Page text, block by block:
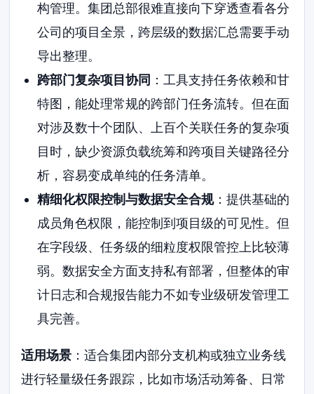
构管理。集团总部很难直接向下穿透查看各分
公司的项目全景，跨层级的数据汇总需要手动
导出整理。
跨部门复杂项目协同 ：工具支持任务依赖和甘
特图，能处理常规的跨部门任务流转。但在面
对涉及数十个团队、上百个关联任务的复杂项
目时，缺少资源负载统筹和跨项目关键路径分
析，容易变成单纯的任务清单。
精细化权限控制与数据安全合规：提供基础的
成员角色权限，能控制到项目级的可见性。但
在字段级、任务级的细粒度权限管控上比较薄
弱。数据安全方面支持私有部署，但整体的审
计日志和合规报告能力不如专业级研发管理工
具完善。
适用场景 ：适合集团内部分支机构或独立业务线
进行轻量级任务跟踪，比如市场活动筹备、日常